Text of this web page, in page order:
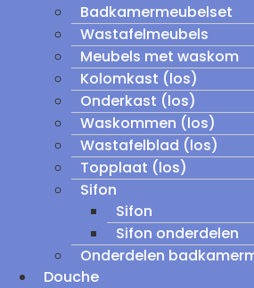
Badkamermeubelset
Wastafelmeubels
Meubels met waskom
Kolomkast (los)
Onderkast (los)
Waskommen (los)
Wastafelblad (los)
Topplaat (los)
Sifon
Sifon
Sifon onderdelen
Onderdelen
Douche